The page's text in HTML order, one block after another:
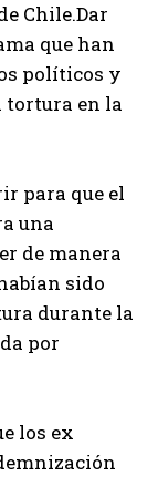
Chile.Dar
que han
políticos y
tortura en la
para que el
una
de manera
sido
durante la
por
los ex